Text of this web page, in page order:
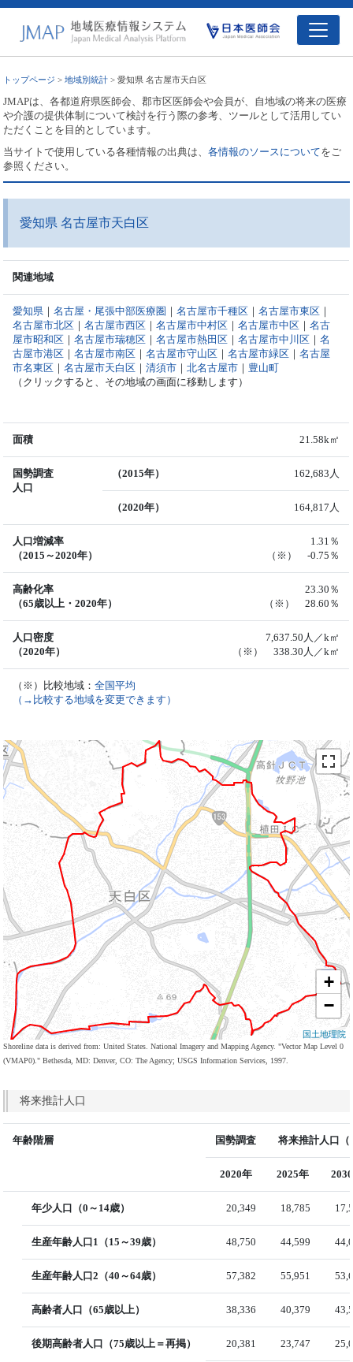
トップページ >地域別統計 > 愛知県 名古屋市天白区
JMAPは、各都道府県医師会、郡市区医師会や会員が、自地域の将来の医療
や介護の提供体制について検討を行う際の参考、ツールとして活用してい
ただくことを目的としています。
当サイトで使用している各種情報の出典は、各情報のソースについてをご
参照ください。
愛知県 名古屋市天白区
関連地域
愛知県 ｜名古屋・尾張中部医療圏 ｜名古屋市千種区 ｜名古屋市東区 ｜
名古屋市北区 ｜名古屋市西区 ｜名古屋市中村区 ｜名古屋市中区 ｜名古
屋市昭和区 ｜名古屋市瑞穂区 ｜名古屋市熱田区 ｜名古屋市中川区 ｜名
古屋市港区 ｜名古屋市南区 ｜名古屋市守山区 ｜名古屋市緑区 ｜名古屋
市名東区 ｜名古屋市天白区 ｜清須市 ｜北名古屋市 ｜ 豊山町
（クリックすると、その地域の画面に移動します）
面積 21.58k㎡
国勢調査
人口
（2015年） 162,683人
（2020年） 164,817人
人口増減率
（2015～2020年）
1.31％
（※） -0.75％
高齢化率
（65歳以上・2020年）
23.30％
（※） 28.60％
人口密度
（2020年）
7,637.50人／k㎡
（※） 338.30人／k㎡
（※）比較地域：全国平均
（→比較する地域を変更できます）
+
−
国土地理院
Shoreline data is derived from: United States. National Imagery and Mapping Agency. "Vector Map Level 0
(VMAP0)." Bethesda, MD: Denver, CO: The Agency; USGS Information Services, 1997.
将来推計人口
年齢階層 国勢調査 将来推計人口（
2020年 2025年
年少人口（0～14歳） 20,349 18,785
生産年齢人口1（15～39歳） 48,750 44,599
生産年齢人口2（40～64歳） 57,382 55,951
高齢者人口（65歳以上） 38,336 40,379
後期高齢者人口（75歳以上＝再掲） 20,381 23,747